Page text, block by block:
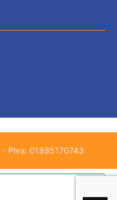
Piva: 01985170743
alla privacy